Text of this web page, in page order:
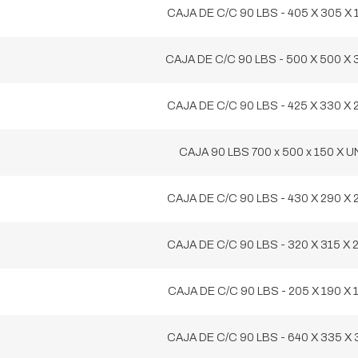
CAJA DE C/C 90 LBS - 405 X 305 X
CAJA DE C/C 90 LBS - 500 X 500 X
CAJA DE C/C 90 LBS - 425 X 330 X
CAJA 90 LBS 700 x 500 x 150 X
CAJA DE C/C 90 LBS - 430 X 290 X
CAJA DE C/C 90 LBS - 320 X 315 X
CAJA DE C/C 90 LBS - 205 X 190 X
CAJA DE C/C 90 LBS - 640 X 335 X